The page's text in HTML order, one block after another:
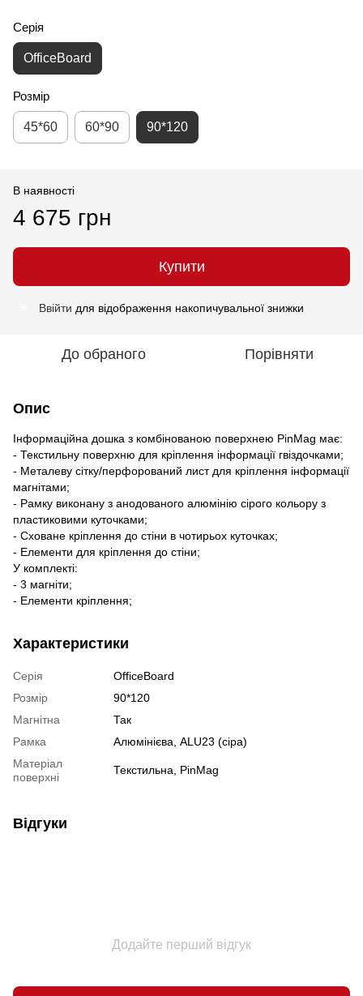
Серія
OfficeBoard
Розмір
45*60 60*90 90*120
В наявності
4 675 грн
Купити
Ввійти для відображення накопичувальної знижки
До обраного Порівняти
Опис
Інформаційна дошка з комбінованою поверхнею PinMag має:
- Текстильну поверхню для кріплення інформації гвіздочками;
- Металеву сітку/перфорований лист для кріплення інформації
магнітами;
- Рамку виконану з анодованого алюмінію сірого кольору з
пластиковими куточками;
- Сховане кріплення до стіни в чотирьох куточках;
- Елементи для кріплення до стіни;
У комплекті:
- 3 магніти;
- Елементи кріплення;
Характеристики
Серія
OfficeBoard
Розмір
90*120
Магнітна
Так
Рамка
Алюмінієва, ALU23 (сіра)
Матеріал
поверхні
Текстильна, PinMag
Відгуки
Додайте перший відгук